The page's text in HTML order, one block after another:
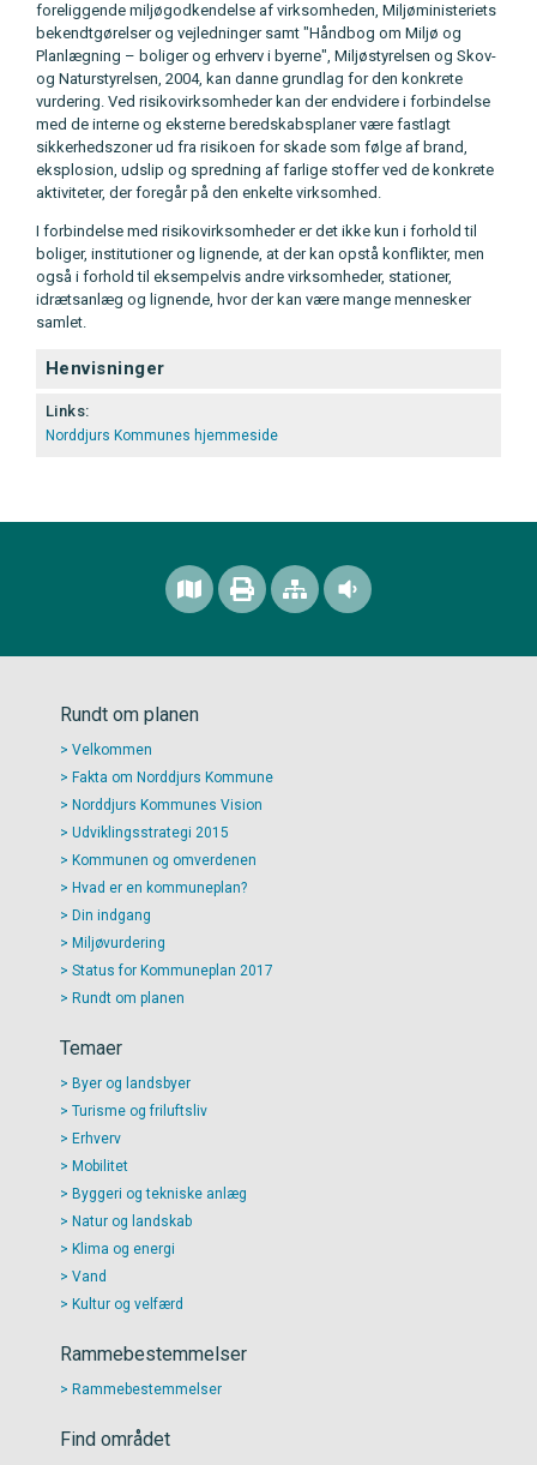
foreliggende miljøgodkendelse af virksomheden, Miljøministeriets
bekendtgørelser og vejledninger samt "Håndbog om Miljø og
Planlægning – boliger og erhverv i byerne", Miljøstyrelsen og Skov-
og Naturstyrelsen, 2004, kan danne grundlag for den konkrete
vurdering. Ved risikovirksomheder kan der endvidere i forbindelse
med de interne og eksterne beredskabsplaner være fastlagt
sikkerhedszoner ud fra risikoen for skade som følge af brand,
eksplosion, udslip og spredning af farlige stoffer ved de konkrete
aktiviteter, der foregår på den enkelte virksomhed.
I forbindelse med risikovirksomheder er det ikke kun i forhold til
boliger, institutioner og lignende, at der kan opstå konflikter, men
også i forhold til eksempelvis andre virksomheder, stationer,
idrætsanlæg og lignende, hvor der kan være mange mennesker
samlet.
Henvisninger
Links:
Norddjurs Kommunes hjemmeside
Rundt om planen
Velkommen
Fakta om Norddjurs Kommune
Norddjurs Kommunes Vision
Udviklingsstrategi 2015
Kommunen og omverdenen
Hvad er en kommuneplan?
Din indgang
Miljøvurdering
Status for Kommuneplan 2017
Rundt om planen
Temaer
Byer og landsbyer
Turisme og friluftsliv
Erhverv
Mobilitet
Byggeri og tekniske anlæg
Natur og landskab
Klima og energi
Vand
Kultur og velfærd
Rammebestemmelser
Rammebestemmelser
Find området